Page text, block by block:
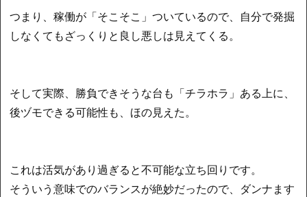
つまり、稼働が「そこそこ」ついているので、自分で発掘
しなくてもざっくりと良し悪しは見えてくる。
そして実際、勝負できそうな台も「チラホラ」ある上に、
後ヅモできる可能性も、ほの見えた。
これは活気があり過ぎると不可能な立ち回りです。
そういう意味でのバランスが絶妙だったので、ダンナます